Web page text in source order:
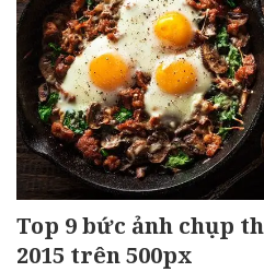
Top 9 bức ảnh chụp
2015 trên 500px